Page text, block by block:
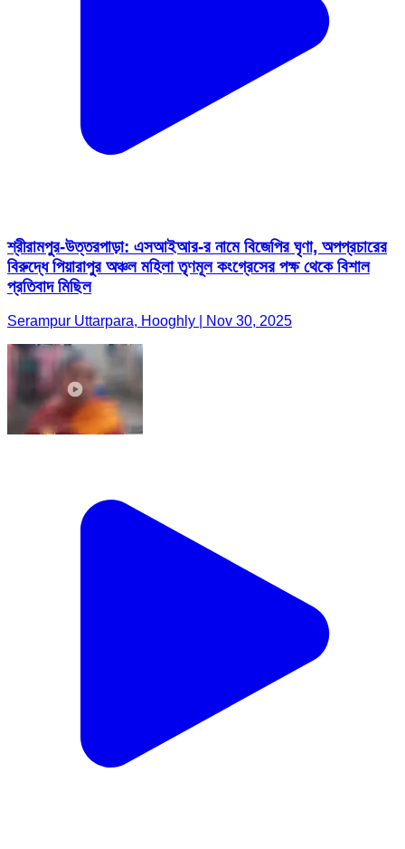
শ্রীরামপুর-উত্তরপাড়া: এসআইআর-র নামে বিজেপির ঘৃণা, অপপ্রচারের
বিরুদ্ধে পিয়ারাপুর অঞ্চল মহিলা তৃণমূল কংগ্রেসের পক্ষ থেকে বিশাল
প্রতিবাদ মিছিল
Serampur Uttarpara, Hooghly | Nov 30, 2025